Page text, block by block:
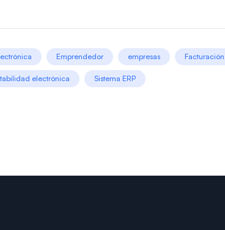
Emprendedor empresas
electrónica Sistema ERP